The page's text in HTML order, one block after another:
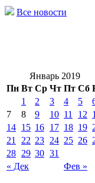
Все новости
Январь 2019
Пн Вт Ср Чт Пт Сб
« Дек Фев »
1 2 3 4 5
7
8 9 10 11 12
14 15 16 17 18 19
21
22 23 24 25 26
28 29 30 31